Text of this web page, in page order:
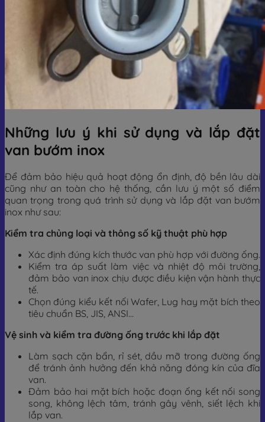
Những lưu ý khi sử dụng và lắp đặt
van bướm inox
Để đảm bảo hiệu quả hoạt động ổn định, độ bền lâu dài
cũng như an toàn cho hệ thống, cần lưu ý một số điểm
quan trọng trong quá trình sử dụng và lắp đặt van bướm
inox như sau:
Kiểm tra chủng loại và thông số kỹ thuật phù hợp
Xác định đúng kích thước van phù hợp với đường ống.
Kiểm tra áp suất làm việc và nhiệt độ môi trường,
đảm bảo van inox chịu được điều kiện vận hành thực
tế.
Chọn đúng kiểu kết nối Wafer, Lug hay mặt bích theo
tiêu chuẩn BS, JIS, ANSI…
Vệ sinh và kiểm tra đường ống trước khi lắp đặt
Làm sạch cặn bẩn, rỉ sét, dầu mỡ trong đường ống
để tránh ảnh hưởng đến khả năng đóng kín của đĩa
van.
Đảm bảo hai mặt bích hoặc đoạn ống kết nối song
song, không lệch tâm, tránh gây vênh, siết lệch khi
lắp van.